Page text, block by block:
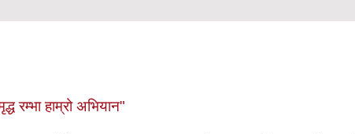
रम्भा हाम्रो अभियान"